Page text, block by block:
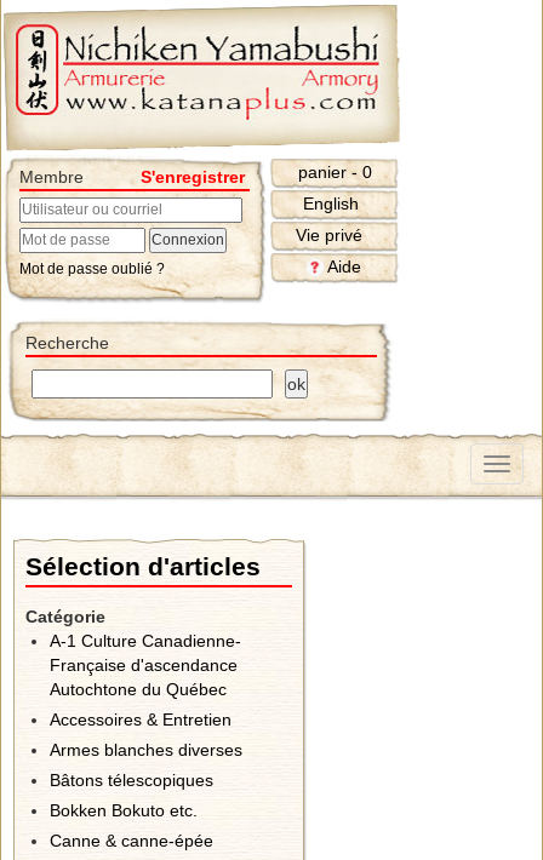
Membre S'enregistrer
Mot de passe oublié ?
panier - 0
English
Vie privé
Aide
Recherche
Menu
Sélection d'articles
Catégorie
A-1 Culture Canadienne-
Française d'ascendance
Autochtone du Québec
Accessoires & Entretien
Armes blanches diverses
Bâtons télescopiques
Bokken Bokuto etc.
Canne & canne-épée